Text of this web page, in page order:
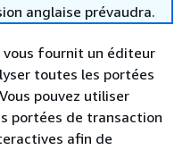
anglaise prévaudra.
vous fournit un éditeur
toutes les portées
pouvez utiliser
portées de transaction
afin de